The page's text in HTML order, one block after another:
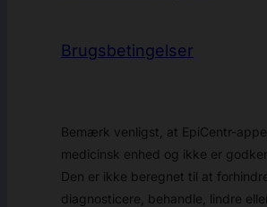
Brugsbetingelser
Bemærk venligst, at EpiCentr-
medicinsk enhed og ikke er
Den er ikke beregnet til at
diagnosticere, behandle, lindre